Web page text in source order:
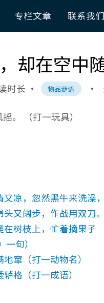
专栏文章 联系我们
却在空中
时长 · 物品谜语 ·
。 （打一玩具）
凉，忽然黑牛来洗澡
又阔步，作战用双刀。
树枝上，忙着摘果子
句）
窜（打一动物名）
格（打一成语）